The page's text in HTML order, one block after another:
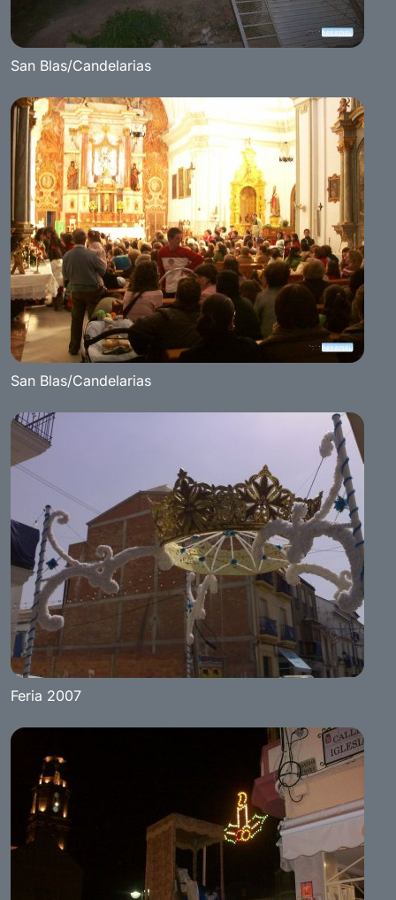
San Blas/Candelarias
San Blas/Candelarias
Feria 2007